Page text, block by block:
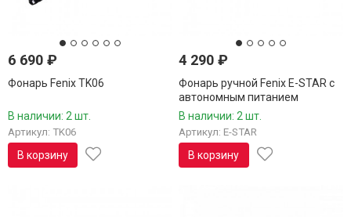
6 690 ₽
Фонарь Fenix TK06
В наличии: 2 шт.
Артикул: TK06
В корзину
4 290₽
Фонарь ручной Fenix E-STAR с
автономным питанием
В наличии: 2 шт.
Артикул: E-STAR
В корзину